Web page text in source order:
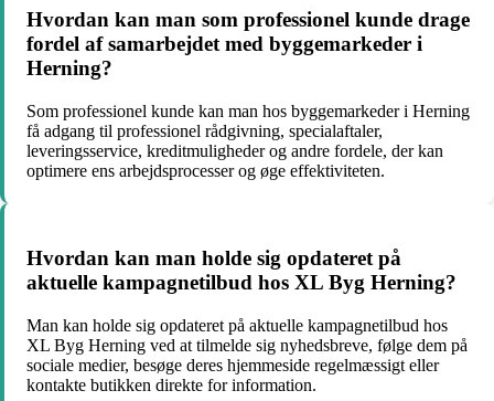
Hvordan kan man som professionel kunde drage
fordel af samarbejdet med byggemarkeder i
Herning?
Som professionel kunde kan man hos byggemarkeder i Herning
få adgang til professionel rådgivning, specialaftaler,
leveringsservice, kreditmuligheder og andre fordele, der kan
optimere ens arbejdsprocesser og øge effektiviteten.
Hvordan kan man holde sig opdateret på
aktuelle kampagnetilbud hos XL Byg Herning?
Man kan holde sig opdateret på aktuelle kampagnetilbud hos
XL Byg Herning ved at tilmelde sig nyhedsbreve, følge dem på
sociale medier, besøge deres hjemmeside regelmæssigt eller
kontakte butikken direkte for information.